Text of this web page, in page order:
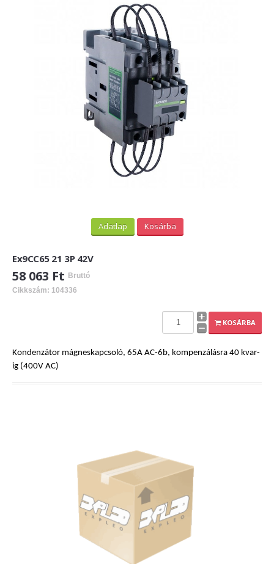
Adatlap Kosárba
Ex9CC65 21 3P 42V
58 063 Ft Bruttó
Cikkszám: 104336
KOSÁRBA
Kondenzátor mágneskapcsoló, 65A AC-6b, kompenzálásra 40 kvar-
ig (400V AC)